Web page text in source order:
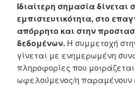
Ιδιαίτερη σημασία δίνεται
εμπιστευτικότητα, στο
απόρρητο και στην
δεδομένων. Η συμμετοχή
γίνεται με ενημερωμένη
πληροφορίες που
ωφελούμενος/η παραμένουν